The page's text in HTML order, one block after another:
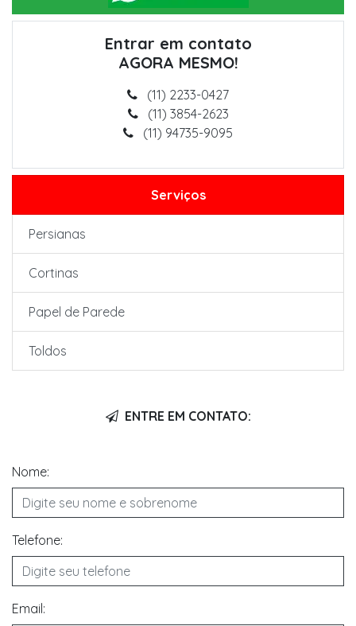
Entrar em contato
AGORA MESMO!
(11) 2233-0427
(11) 3854-2623
(11) 94735-9095
Serviços
Persianas
Cortinas
Papel de Parede
Toldos
ENTRE EM CONTATO:
Nome:
Telefone:
Email: